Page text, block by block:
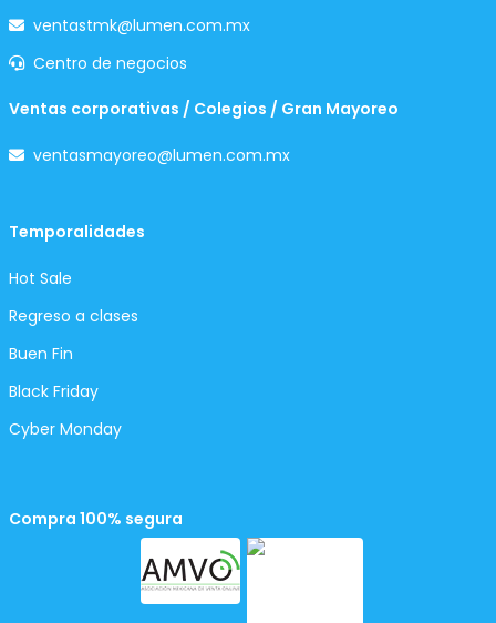
ventastmk@lumen.com.mx
Centro de negocios
Ventas corporativas / Colegios / Gran Mayoreo
ventasmayoreo@lumen.com.mx
Temporalidades
Hot Sale
Regreso a clases
Buen Fin
Black Friday
Cyber Monday
Compra 100% segura